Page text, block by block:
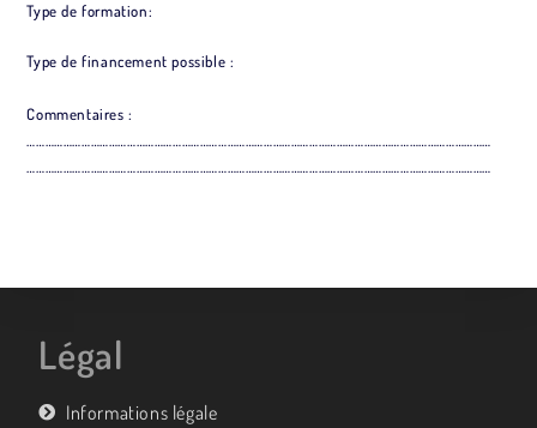
Type de formation:
Type de financement possible :
Commentaires :
………………………………………………………………………………………………………………………………………
………………………………………………………………………………………………………………………………………
Légal
Informations légale